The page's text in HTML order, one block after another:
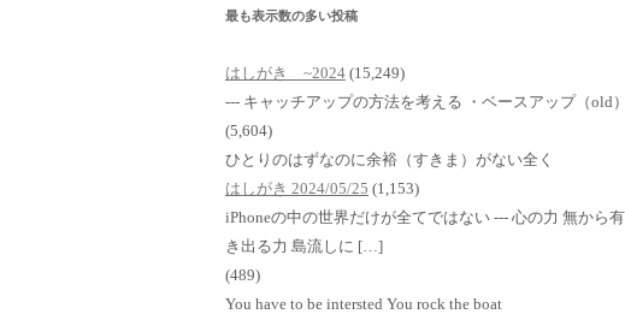
最も表示数の多い投稿
はしがき ~2024 (15,249)
--- キャッチアップの方法を考える ・ベースアップ（old
(5,604)
ひとりのはずなのに余裕（すきま）がない全く
はしがき 2024/05/25 (1,153)
iPhoneの中の世界だけが全てではない --- 心の力 無から
き出る力 島流しに […]
(489)
You have to be intersted You rock the boat